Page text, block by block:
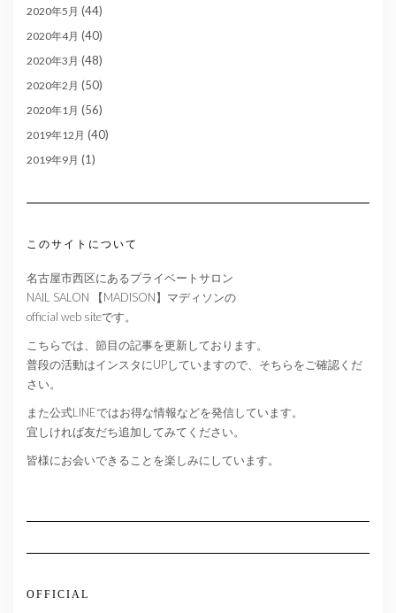
2020年5月 (44)
2020年4月 (40)
2020年3月 (48)
2020年2月 (50)
2020年1月 (56)
2019年12月 (40)
2019年9月 (1)
このサイトについて
名古屋市西区にあるプライベートサロン
NAIL SALON 【MADISON】マディソンの
official web siteです。
こちらでは、節目の記事を更新しております。
普段の活動はインスタにUPしていますので、そちらをご確認くだ
さい。
また公式LINEではお得な情報などを発信しています。
宜しければ友だち追加してみてください。
皆様にお会いできることを楽しみにしています。
OFFICIAL